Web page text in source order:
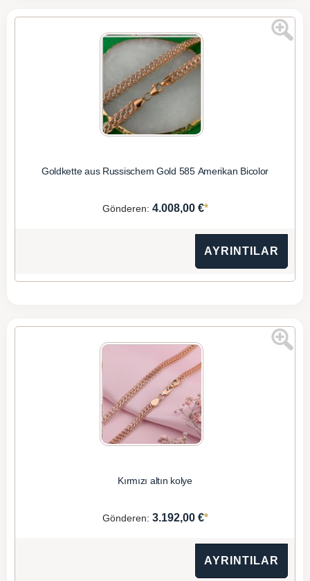
Goldkette aus Russischem Gold 585 Amerikan Bicolor
Gönderen: 4.008,00 €*
AYRINTILAR
Kırmızı altın kolye
Gönderen: 3.192,00 €*
AYRINTILAR